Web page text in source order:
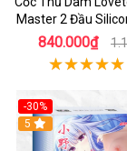
Master 2 Đầu
Tiện Lợi
840.000₫
-30%
Hot
5